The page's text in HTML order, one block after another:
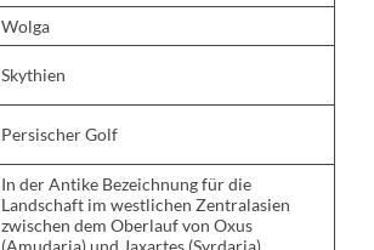
Wolga
Skythien
Persischer Golf
In der Antike Bezeichnung für die
Landschaft im westlichen Zentralasien
zwischen dem Oberlauf von Oxus